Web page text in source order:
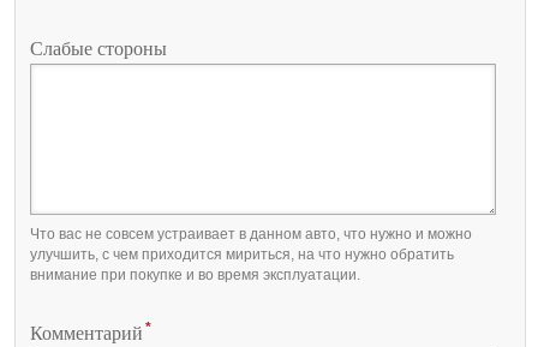
Слабые стороны
Что вас не совсем устраивает в данном авто, что нужно и можно
улучшить, с чем приходится мириться, на что нужно обратить
внимание при покупке и во время эксплуатации.
Комментарий *